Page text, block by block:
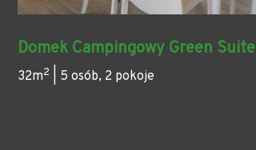
Domek Campingowy Green Suite
32m2 | 5 osób, 2 pokoje